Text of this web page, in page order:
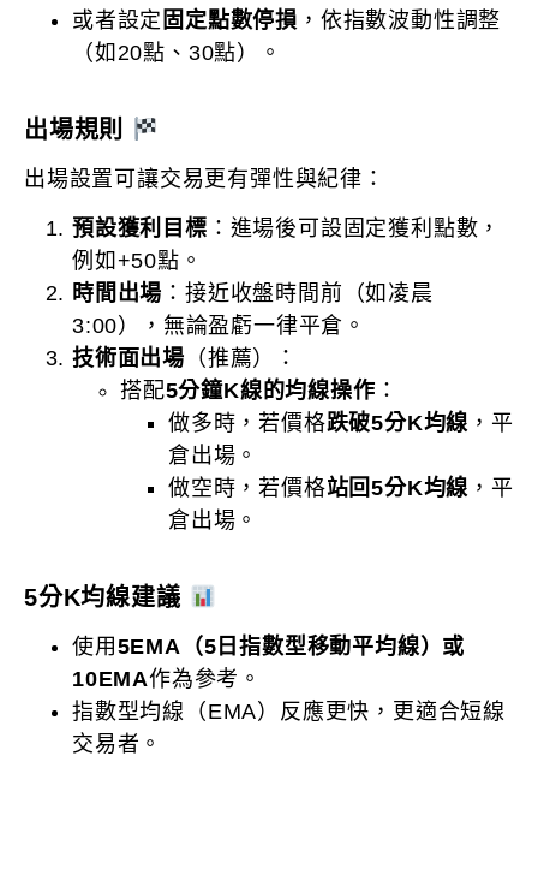
或者設定 固定點數停損 ，依指數波動性調整
（如20點、30點）。
出場規則
出場設置可讓交易更有彈性與紀律：
預設獲利目標 ：進場後可設固定獲利點數，
例如+50點。
時間出場 ：接近收盤時間前（如凌晨
3:00），無論盈虧一律平倉。
技術面出場 （推薦）：
搭配5分鐘K線的均線操作 ：
做多時，若價格跌破5分K均線 ，平
倉出場。
做空時，若價格站回5分K均線 ，平
倉出場。
5分K均線建議
使用 5EMA（5日指數型移動平均線） 或
10EMA作為參考。
指數型均線（EMA）反應更快，更適合短線
交易者。